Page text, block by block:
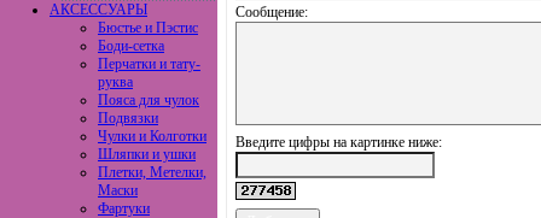
АКСЕССУАРЫ
Бюстье и Пэстис
Боди-сетка
Перчатки и тату-
руква
Пояса для чулок
Подвязки
Чулки и Колготки
Шляпки и ушки
Плетки, Метелки,
Маски
Фартуки
Сообщение:
Введите цифры на картинке ниже: